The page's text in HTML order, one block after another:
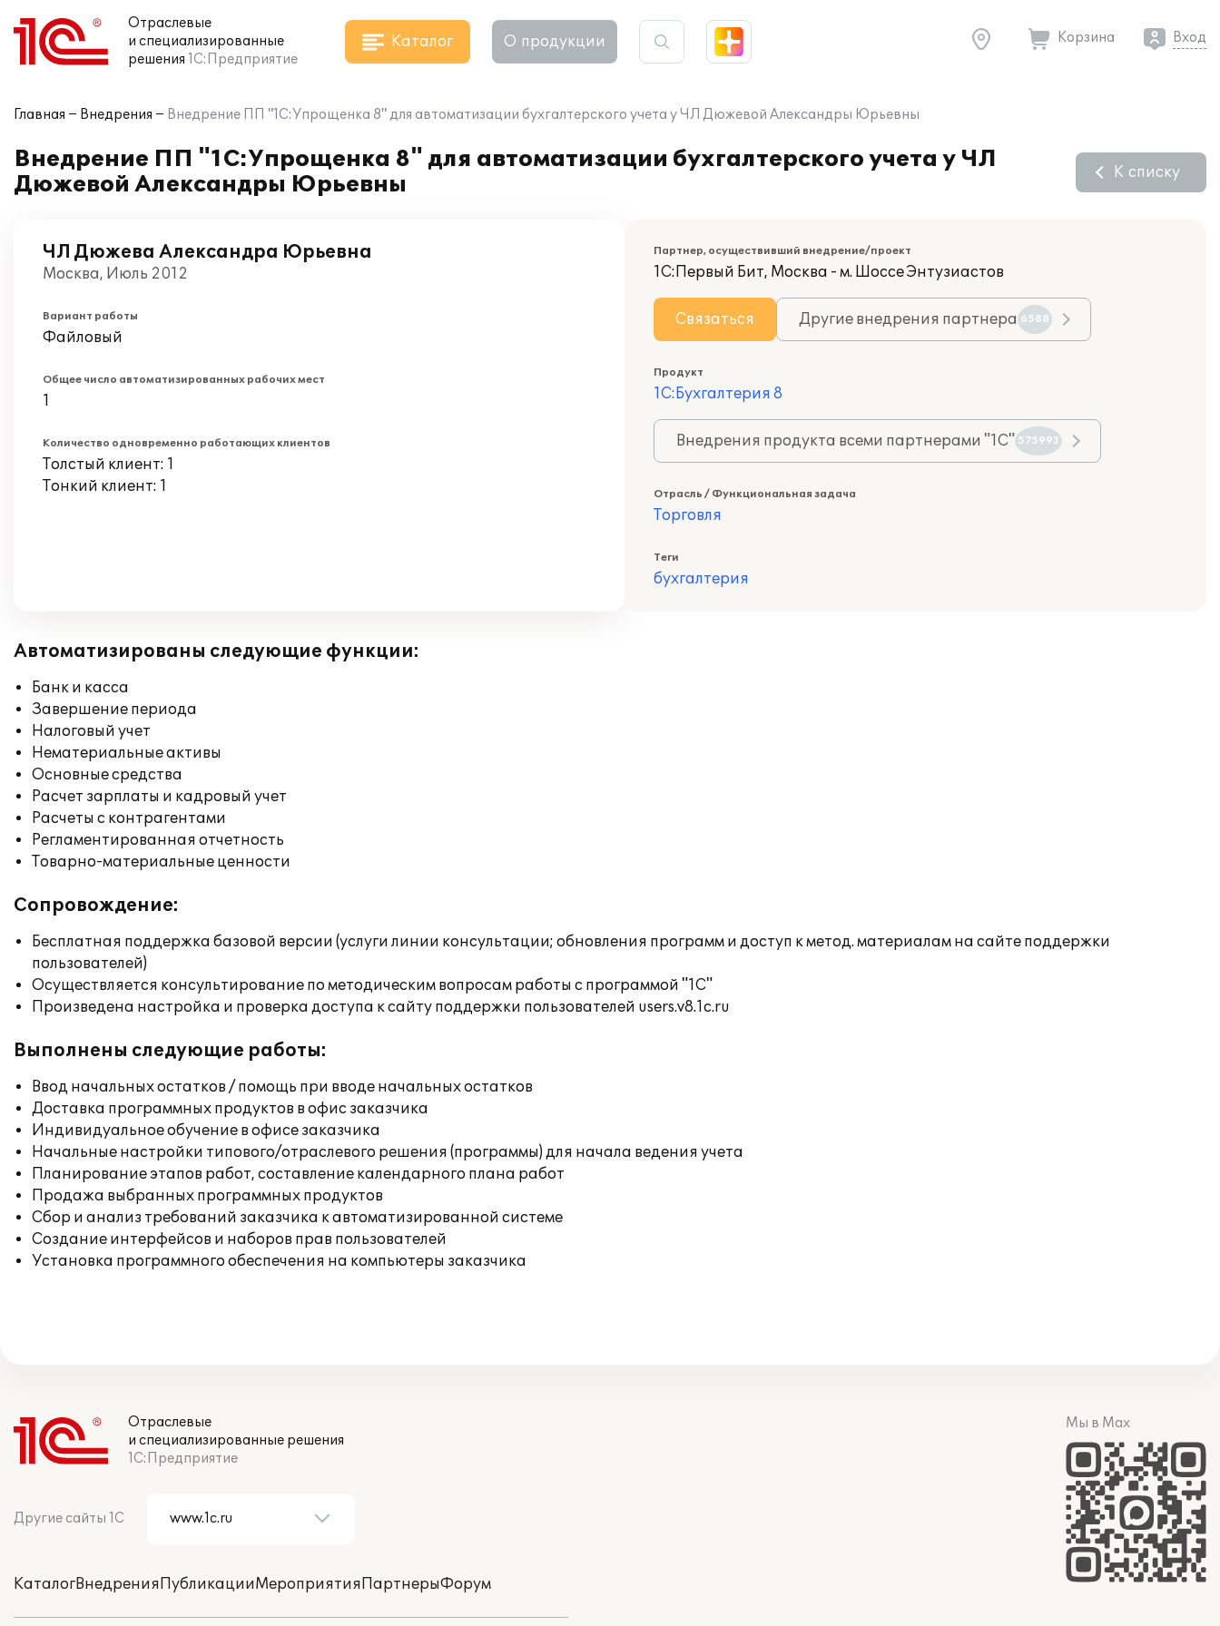
Отраслевые
и специализированные
решения 1С:Предприятие
Каталог О продукции Корзина Вход
Главная Внедрения Внедрение ПП "1С:Упрощенка 8" для автоматизации бухгалтерского учета у ЧЛ Дюжевой Александры Юрьевны
Внедрение ПП "1С:Упрощенка 8" для автоматизации бухгалтерского учета у ЧЛ
Дюжевой Александры Юрьевны
К списку
ЧЛ Дюжева Александра Юрьевна
Москва, Июль 2012
Вариант работы
Файловый
Общее число автоматизированных рабочих мест
1
Количество одновременно работающих клиентов
Толстый клиент: 1
Тонкий клиент: 1
Партнер, осуществивший внедрение/проект
1С:Первый Бит, Москва - м. Шоссе Энтузиастов
Связаться Другие внедрения партнера 6588
Продукт
1С:Бухгалтерия 8
Внедрения продукта всеми партнерами "1С" 575993
Отрасль / Функциональная задача
Торговля
Теги
бухгалтерия
Автоматизированы следующие функции:
Банк и касса
Завершение периода
Налоговый учет
Нематериальные активы
Основные средства
Расчет зарплаты и кадровый учет
Расчеты с контрагентами
Регламентированная отчетность
Товарно-материальные ценности
Сопровождение:
Бесплатная поддержка базовой версии (услуги линии консультации; обновления программ и доступ к метод. материалам на сайте поддержки
пользователей)
Осуществляется консультирование по методическим вопросам работы с программой "1С"
Произведена настройка и проверка доступа к сайту поддержки пользователей users.v8.1c.ru
Выполнены следующие работы:
Ввод начальных остатков / помощь при вводе начальных остатков
Доставка программных продуктов в офис заказчика
Индивидуальное обучение в офисе заказчика
Начальные настройки типового/отраслевого решения (программы) для начала ведения учета
Планирование этапов работ, составление календарного плана работ
Продажа выбранных программных продуктов
Сбор и анализ требований заказчика к автоматизированной системе
Создание интерфейсов и наборов прав пользователей
Установка программного обеспечения на компьютеры заказчика
Отраслевые
и специализированные решения
1С:Предприятие
Другие сайты 1С
КаталогВнедренияПубликацииМероприятияПартнерыФорум
Мы в Max